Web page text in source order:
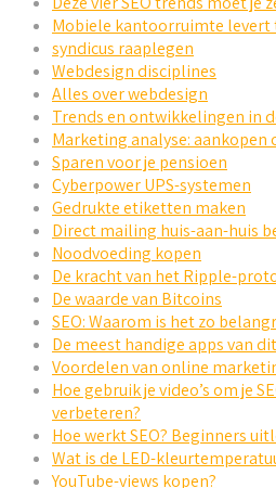
Mobiele kantoorruimte levert
syndicus raaplegen
Webdesign disciplines
Alles over webdesign
Trends en ontwikkelingen in
Marketing analyse: aankopen
Sparen voor je pensioen
Cyberpower UPS-systemen
Gedrukte etiketten maken
Direct mailing huis-aan-huis
Noodvoeding kopen
De kracht van het Ripple-
De waarde van Bitcoins
SEO: Waarom is het zo
De meest handige apps van
Voordelen van online
Hoe gebruik je video’s om je
verbeteren?
Hoe werkt SEO? Beginners
Wat is de LED-
YouTube-views kopen?